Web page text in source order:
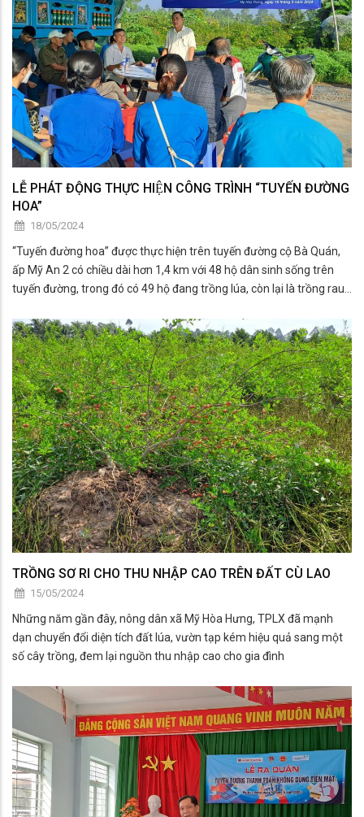
LỄ PHÁT ĐỘNG THỰC HIỆN CÔNG TRÌNH “TUYẾN ĐƯỜNG
HOA”
18/05/2024
“Tuyến đường hoa” được thực hiện trên tuyến đường cộ Bà Quán,
ấp Mỹ An 2 có chiều dài hơn 1,4 km với 48 hộ dân sinh sống trên
tuyến đường, trong đó có 49 hộ đang trồng lúa, còn lại là trồng rau,
TRỒNG SƠ RI CHO THU NHẬP CAO TRÊN ĐẤT CÙ LAO
15/05/2024
Những năm gần đây, nông dân xã Mỹ Hòa Hưng, TPLX đã mạnh
dạn chuyển đổi diện tích đất lúa, vườn tạp kém hiệu quả sang một
số cây trồng, đem lại nguồn thu nhập cao cho gia đình